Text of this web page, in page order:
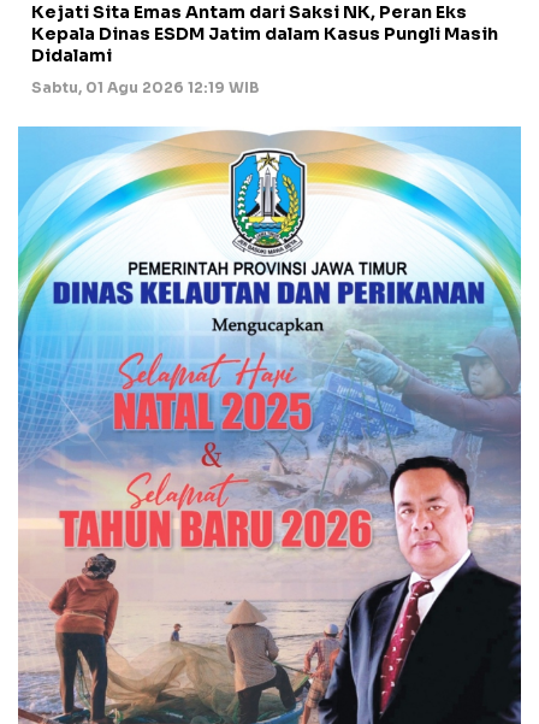
Kejati Sita Emas Antam dari Saksi NK, Peran Eks
Kepala Dinas ESDM Jatim dalam Kasus Pungli Masih
Didalami
Sabtu, 01 Agu 2026 12:19 WIB